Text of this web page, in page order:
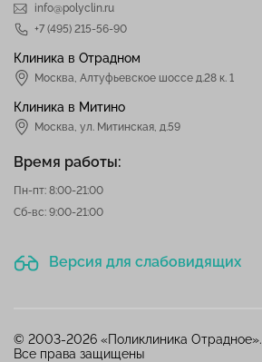
info@polyclin.ru
+7 (495) 215-56-90
Клиника в Отрадном
Москва Алтуфьевское шоссе д.28 к. 1
Клиника в Митино
Москва, ул. Митинская, д.59
Время работы:
Пн-пт: 8:00-21:00
Сб-вс: 9:00-21:00
Версия для слабовидящих
© 2003-2026 «Поликлиника Отрадное».
Все права защищены